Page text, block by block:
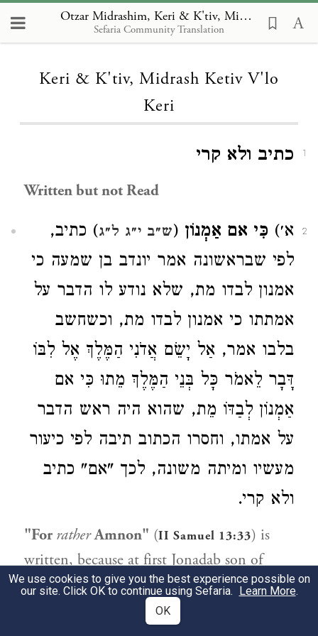
Otzar Midrashim, Keri & K'tiv, Midrash Ketiv V'lo Keri
Sefaria Community Translation
Loading...
Keri & K'tiv, Midrash Ketiv V'lo
Keri
1 כתיב ולא קרי
Written but not Read
2 א׳) כִּי אם אַמְנוֹן (ש״ב י״ג ל״ג) כתיב,
לפי שבראשונה אמר יונדב בן שמעה כי
אמנון לבדו מת, שלא נודע לו הדבר על
אמתתו כי אמנון לבדו מת, וכשחשב
בלבו אמר, אַל יָשֵׂם אֲדֹנִי הַמֶּלֶךְ אֶל לִבּוֹ
דָּבָר לֵאמֹר כָּל בְּנֵי הַמֶּלֶךְ מֵתוּ כִּי אם
אַמְנוֹן לְבַדּוֹ מֵת, שהוא היה ראש הדבר
על אמתו, וחסרו הכתוב תיבה לפי כיעור
מעשיו ומיתה משונה, לכך "אם" כתיב
ולא קרי.
"For ratherAmnon" (II Samuel 13:33) is
written, because at first Jonadab son of
Shim'ah said "for Amnon alone has died,"
for the truth of the matter that Amnon
We use cookies to give you the best experience possible on
our site. Click OK to continue using Sefaria. Learn More.
OK